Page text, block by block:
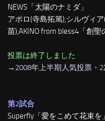
NEWS「太陽のナミダ」
アポロ(寺島拓篤),シルヴィ
苗),AKINO from bless4「創聖
投票は終了しました
→ 2008年上半期人気投票・
第2試合
Superfly「愛をこめて花束を」